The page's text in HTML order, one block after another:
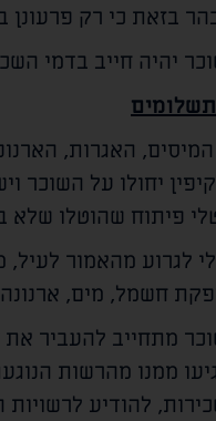
בזאת כי רק
יהיה חייב בדמי
האגרות,
יחולו על השוכר
פיתוח שהוטלו
לגרוע מהאמור
חשמל, מים,
מתחייב להעביר
ממנו מהרשות
להודיע